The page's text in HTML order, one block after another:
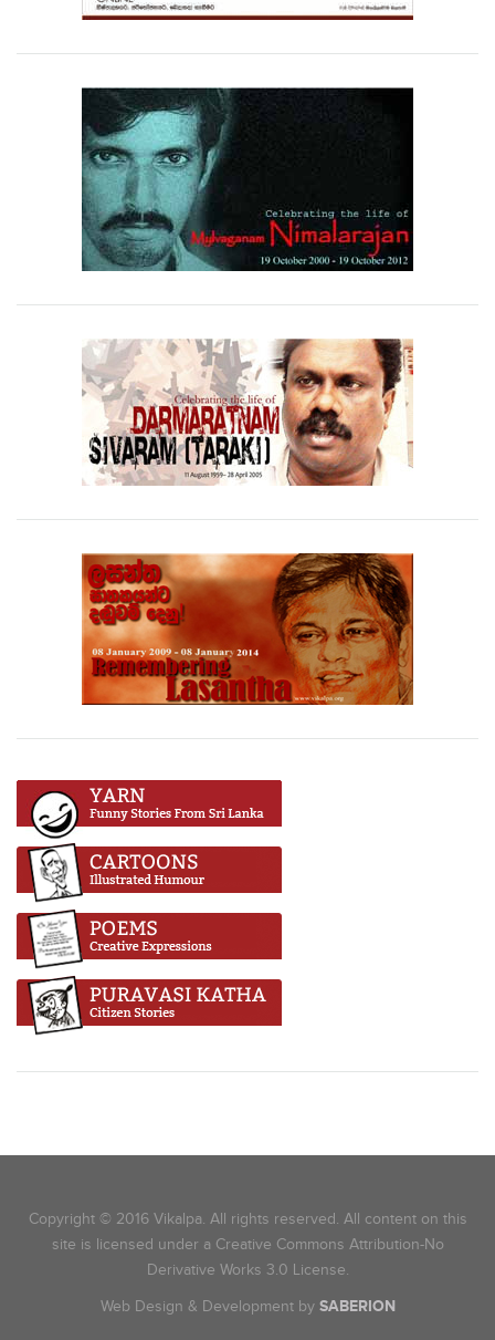
Copyright © 2016 Vikalpa. All rights reserved. All content on this
site is licensed under a Creative Commons Attribution-No
Derivative Works 3.0 License.
Web Design & Development by SABERION